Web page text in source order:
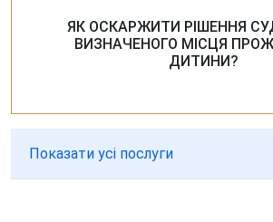
ЯК ОСКАРЖИТИ РІШЕННЯ
ВИЗНАЧЕНОГО МІСЦЯ
ДИТИНИ?
Показати усі послуги